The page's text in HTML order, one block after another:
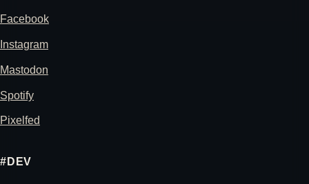
Facebook
Instagram
Mastodon
Spotify
Pixelfed
#DEV